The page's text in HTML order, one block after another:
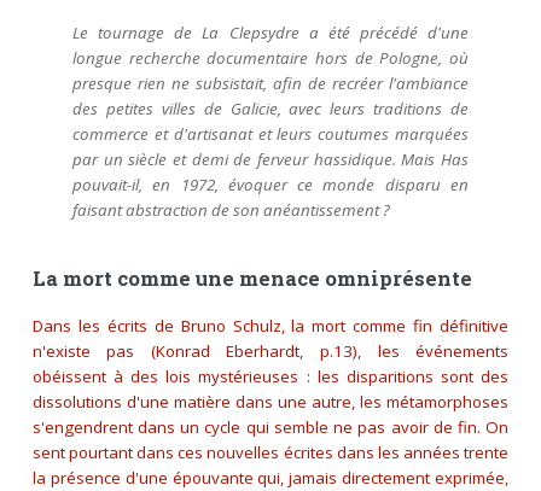
Le tournage deLa Clepsydrea été précédé d'une
longue recherche documentaire hors de Pologne, où
presque rien ne subsistait, afin de recréer l'ambiance
des petites villes de Galicie, avec leurs traditions de
commerce et d'artisanat et leurs coutumes marquées
par un siècle et demi de ferveur hassidique. Mais Has
pouvait-il, en 1972, évoquer ce monde disparu en
faisant abstraction de son anéantissement ?
La mort comme une menace omniprésente
Dans les écrits de Bruno Schulz, la mort comme fin définitive
n'existe pas (Konrad Eberhardt, p.13), les événements
obéissent à des lois mystérieuses : les disparitions sont des
dissolutions d'une matière dans une autre, les métamorphoses
s'engendrent dans un cycle qui semble ne pas avoir de fin. On
sent pourtant dans ces nouvelles écrites dans les années trente
la présence d'une épouvante qui, jamais directement exprimée,